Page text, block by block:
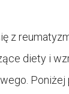
z
diety i